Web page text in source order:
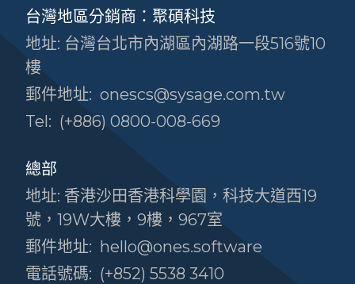
台灣地區分銷商：聚碩科技
地址: 台灣台北市內湖區內湖路一段516號10
樓
郵件地址: onescs@sysage.com.tw
Tel: (+886) 0800-008-669
總部
地址: 香港沙田香港科學園，科技大道西19
號，19W大樓，9樓，967室
郵件地址: hello@ones.software
電話號碼: (+852) 5538 3410